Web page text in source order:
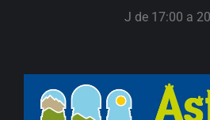
J de 17:00 a